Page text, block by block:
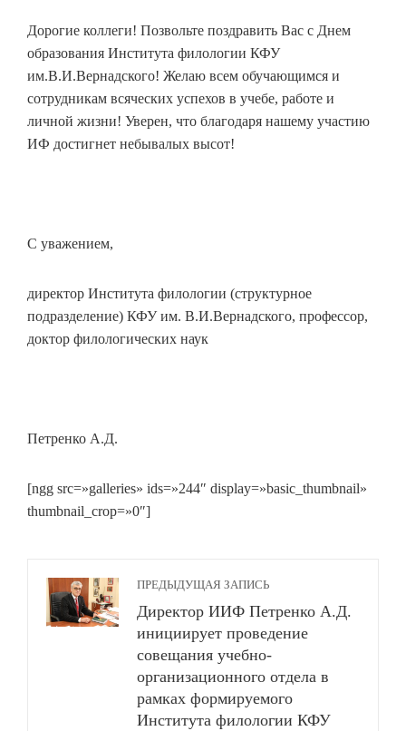
Дорогие коллеги! Позвольте поздравить Вас с Днем
образования Института филологии КФУ
им.В.И.Вернадского! Желаю всем обучающимся и
сотрудникам всяческих успехов в учебе, работе и
личной жизни! Уверен, что благодаря нашему участию
ИФ достигнет небывалых высот!
С уважением,
директор Института филологии (структурное
подразделение) КФУ им. В.И.Вернадского, профессор,
доктор филологических наук
Петренко А.Д.
[ngg src=»galleries» ids=»244″ display=»basic_thumbnail»
thumbnail_crop=»0″]
ПРЕДЫДУЩАЯ ЗАПИСЬ
Директор ИИФ Петренко А.Д.
инициирует проведение
совещания учебно-
организационного отдела в
рамках формируемого
Института филологии КФУ